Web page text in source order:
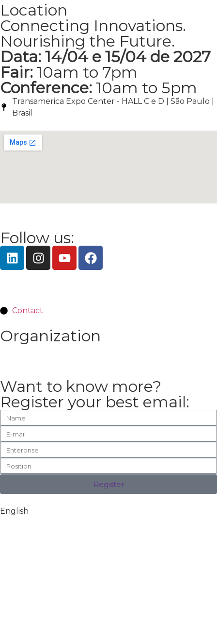
Location
Connecting Innovations.
Nourishing the Future.
Data: 14/04 e 15/04 de 2027
Fair: 10am to 7pm
Conference: 10am to 5pm
Transamerica Expo Center - HALL C e D | São Paulo |
Brasil
Follow us:
Contact
Organization
Want to know more?
Register your best email:
Register
English